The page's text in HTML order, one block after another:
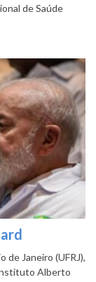
de Saúde
de Janeiro (UFRJ),
Alberto